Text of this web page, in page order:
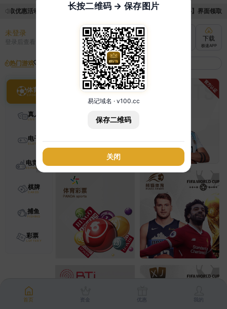
取优惠活动的手续麻烦，已新增优惠系统，现在可以前往【福利中心】界面领取
未登录
登录后查看 充值
快速到账
下载
极速APP
热门游戏
体育
真人
电子
电竞
棋牌
捕鱼
彩票
首页 资金 优惠 我的
长按二维码 → 保存图片
易记域名 · v100.cc
保存二维码
关闭